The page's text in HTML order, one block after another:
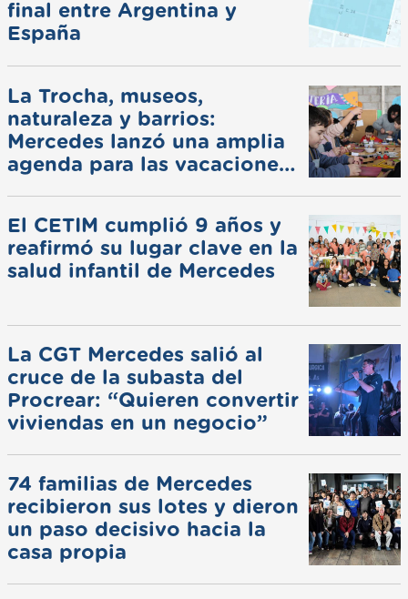
final entre Argentina y
España
La Trocha, museos,
naturaleza y barrios:
Mercedes lanzó una amplia
agenda para las vacaciones
El CETIM cumplió 9 años y
reafirmó su lugar clave en la
salud infantil de Mercedes
La CGT Mercedes salió al
cruce de la subasta del
Procrear: “Quieren convertir
viviendas en un negocio”
74 familias de Mercedes
recibieron sus lotes y dieron
un paso decisivo hacia la
casa propia